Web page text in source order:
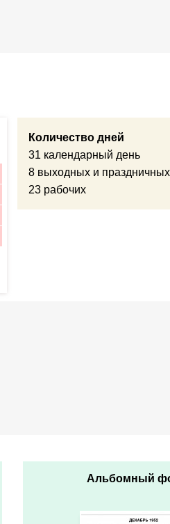
Количество дней
31 календарный день
8 выходных и праздничных
23 рабочих
Альбомный